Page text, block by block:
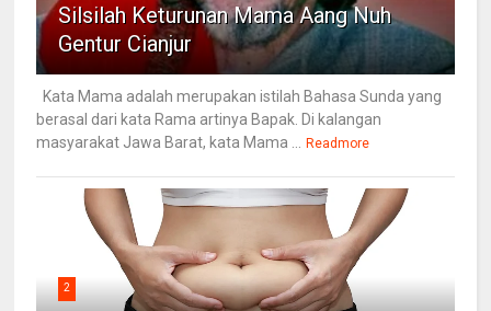
Silsilah Keturunan Mama Aang Nuh
Gentur Cianjur
Kata Mama adalah merupakan istilah Bahasa Sunda yang
berasal dari kata Rama artinya Bapak. Di kalangan
masyarakat Jawa Barat, kata Mama ...
Readmore
2